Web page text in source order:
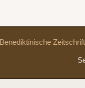
Benediktinische